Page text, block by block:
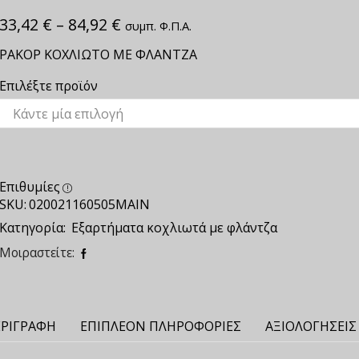
33,42 € – 84,92 € συμπ. Φ.Π.Α.
ΡΑΚΟΡ ΚΟΧΛΙΩΤΟ ΜΕ ΦΛΑΝΤΖΑ
Επιλέξτε προϊόν
Επιθυμίες
SKU:020021160505ΜΑΙΝ
Κατηγορία: Εξαρτήματα κοχλιωτά με φλάντζα
Μοιραστείτε:
ΕΠΙΠΛΈΟΝ ΠΛΗΡΟΦΟΡΊΕΣ ΑΞΙΟΛΟΓΉΣΕΙΣ